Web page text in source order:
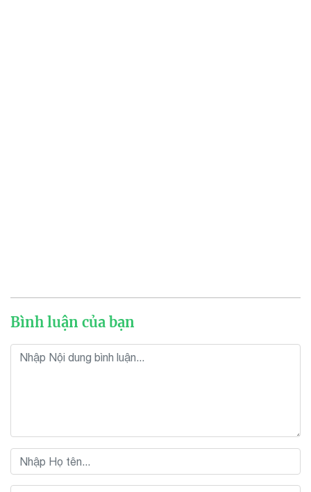
Bình luận của bạn